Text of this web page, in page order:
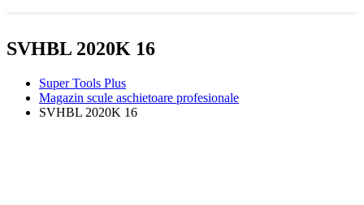
SVHBL 2020K 16
Super Tools Plus
Magazin scule aschietoare profesionale
SVHBL 2020K 16